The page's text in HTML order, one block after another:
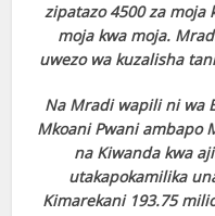
zipatazo 4500 za moja
moja kwa moja.
uwezo wa kuzalisha
Na Mradi wapili ni wa
Mkoani Pwani ambapo
na Kiwanda kwa
utakapokamilika
Kimarekani 193.75